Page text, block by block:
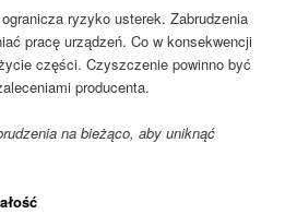
ryzyko usterek. Zabrudzenia
pracę urządzeń. Co w konsekwencji
części. Czyszczenie powinno być
producenta.
na bieżąco, aby uniknąć